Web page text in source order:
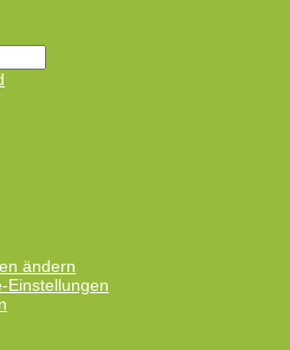
ändern
Einstellungen